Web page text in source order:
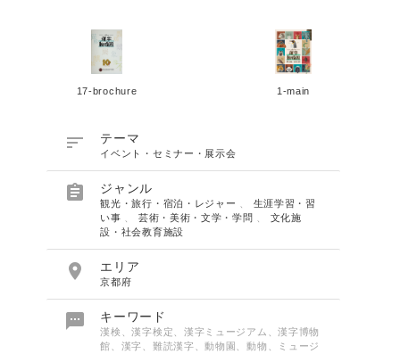
17-brochure 1-main
 テーマ
イベント・セミナー・展示会
 ジャンル
観光・旅行・宿泊・レジャー
生涯学習・習
い事
芸術・美術・文学・学問
文化施
設・社会教育施設
 エリア
京都府
 キーワード
漢検、漢字検定、漢字ミュージアム、漢字博物
館、漢字、難読漢字、動物園、動物、ミュージ